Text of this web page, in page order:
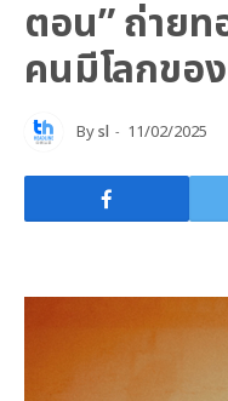
ตอน” ถ่ายท
คนมีโลกขอ
Bysl 11/02/2025